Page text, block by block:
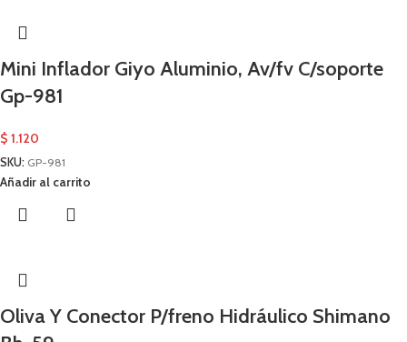
Mini Inflador Giyo Aluminio, Av/fv C/soporte
Gp-981
$ 1.120
SKU: GP-981
Añadir al carrito
Oliva Y Conector P/freno Hidráulico Shimano